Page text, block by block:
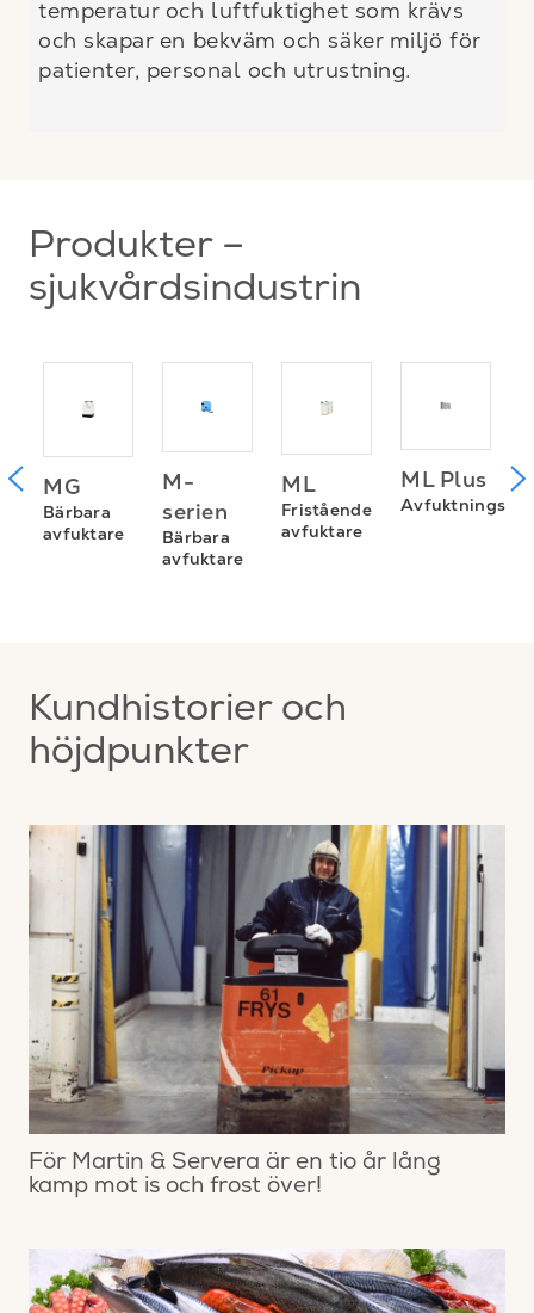
temperatur och luftfuktighet som krävs
och skapar en bekväm och säker miljö för
patienter, personal och utrustning.
Produkter –
sjukvårdsindustrin
MG
Bärbara
avfuktare
M-
serien
Bärbara
avfuktare
ML
Fristående
avfuktare
ML Plus
Kundhistorier och
höjdpunkter
För Martin & Servera är en tio år lång
kamp mot is och frost över!